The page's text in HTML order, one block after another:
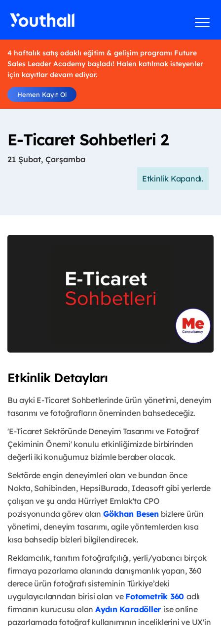
4 haftalık satış odaklı eğitim & gelişim programı Future
Sales Leader Academy başladı! Halen katılmak isteyenler
için kayıtlar devam ediyor.
Hemen Kayıt Ol
E-Ticaret Sohbetleri 2
21 Şubat, Çarşamba
Etkinlik Kapandı.
Etkinlik Detayları
Bu ayki E-Ticaret Sohbetlerinde ürün yönetimi, deneyim
tasarımı ve fotoğrafların öneminden bahsedeceğiz.
'E-Ticaret Sektöründe Deneyim Tasarımı ve Fotoğraf
Çekiminin Önemi' konulu etkinliğimizde birbirinden
değerli iki konuğumuz bizimle beraber olacak.
Sektörde engin deneyimleri olan ve bundan önce
Nokta, Sahibinden, HepsiBurada, Ideasoft gibi yerlerde
çalışan ve şu anda Hürriyet Emlak'ta CPO
pozisyonunda görev alan Gökhan Besenbizlere ürün
yönetimi, deneyim tasarımı, agile yöntemlerden kısa
kısa bahsedip bizleri bilgilendirecek.
Reklamcılık, tanıtım fotoğrafçılığı, yerli/yabancı birçok
firmaya pazarlama alanında danışmanlık yapan, 360
derece ürün fotoğrafı sisteminin Türkiye’deki
uygulayıcılarından birisi olan ve Fotometrik 360 adlı
firmanın kurucusu olan Aydın Karadöller ise online
pazarlamada fotoğraf kullanımının inceliklerini ve UX'in